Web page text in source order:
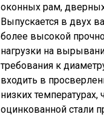
оконных рам, дверных
Выпускается в двух
более высокой
нагрузки на
требования к
входить в
низких
оцинкованной стали